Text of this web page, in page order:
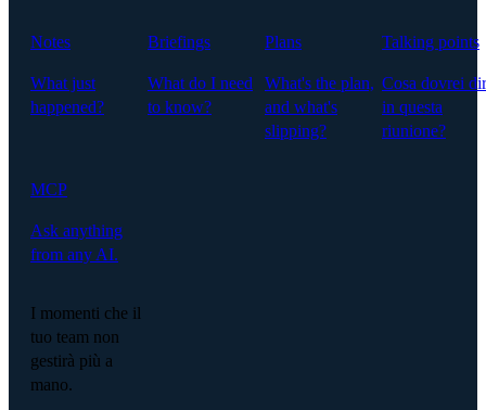
Notes
What just
happened?
Briefings
What do I need
to know?
Plans
What's the plan,
and what's
slipping?
Talking points
Cosa dovrei
in questa
riunione?
MCP
Ask anything
from any AI.
I momenti che il
tuo team non
gestirà più a
mano.